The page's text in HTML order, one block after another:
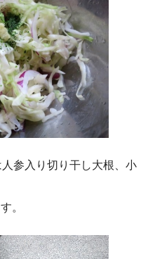
参入り切り干し大根、小
。